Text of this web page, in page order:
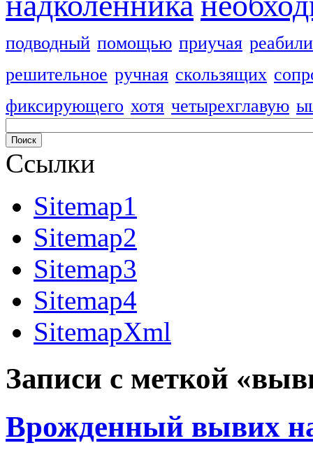
подводный помощью приучая
решительное ручная скользящих
фиксирующего хотя четырехглавую
Ссылки
Sitemap1
Sitemap2
Sitemap3
Sitemap4
SitemapXml
Записи с меткой
Врожденный вывих